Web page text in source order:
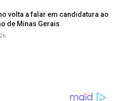
volta a falar em candidatura ao
de Minas Gerais